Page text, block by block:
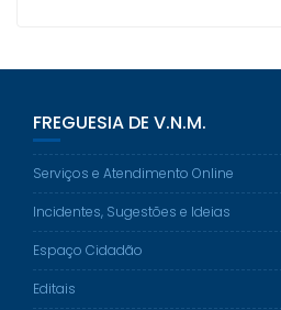
FREGUESIA DE V.N.M.
Serviços e Atendimento Online
Incidentes, Sugestões e Ideias
Espaço Cidadão
Editais